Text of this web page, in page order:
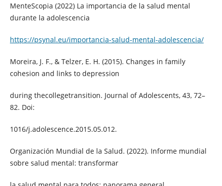
MenteScopia (2022) La importancia de la salud mental
durante la adolescencia
https://psynal.eu/importancia-salud-mental-adolescencia/
Moreira, J. F., & Telzer, E. H. (2015). Changes in family
cohesion and links to depression
during thecollegetransition. Journal of Adolescents, 43, 72–
82. Doi:
1016/j.adolescence.2015.05.012.
Organización Mundial de la Salud. (2022). Informe mundial
sobre salud mental: transformar